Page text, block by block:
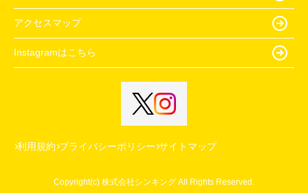
アクセスマップ
Instagramはこちら
利用規約 プライバシーポリシー サイトマップ
Copyright(c) 株式会社シンキング All Rights Reserved.